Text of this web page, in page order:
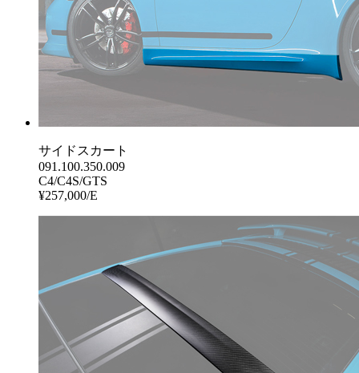
サイドスカート
091.100.350.009
C4/C4S/GTS
¥257,000/E